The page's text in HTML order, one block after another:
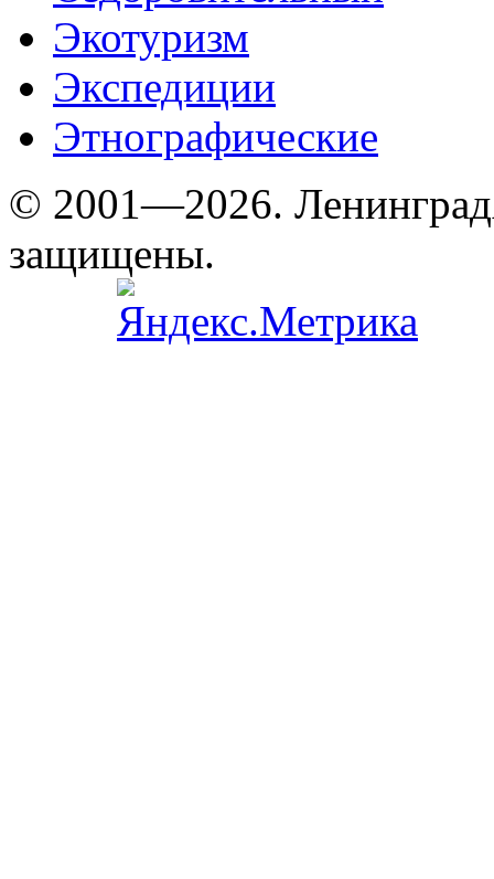
Экотуризм
Экспедиции
Этнографические
© 2001—2026.
защищены.